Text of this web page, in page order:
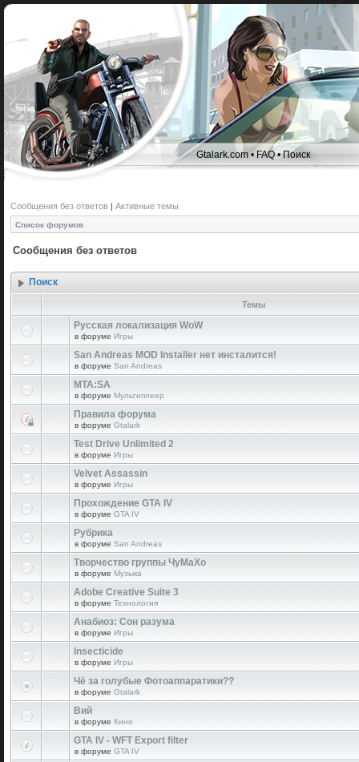
Gtalark.com •FAQ•Поиск
Сообщения без ответов | Активные темы
Список форумов
Сообщения без ответов
Поиск
Темы
Русская локализация WoW
в форуме Игры
San Andreas MOD Installer нет инсталится!
в форуме San Andreas
MTA:SA
в форуме Мультиплеер
Правила форума
в форуме Gtalark
Test Drive Unlimited 2
в форуме Игры
Velvet Assassin
в форуме Игры
Прохождение GTA IV
в форуме GTA IV
Рубрика
в форуме San Andreas
Творчество группы ЧуМаХо
в форуме Музыка
Adobe Creative Suite 3
в форуме Технология
Анабиоз: Сон разума
в форуме Игры
Insecticide
в форуме Игры
Чё за голубые Фотоаппаратики??
в форуме Gtalark
Вий
в форуме Кино
GTA IV - WFT Export filter
в форуме GTA IV